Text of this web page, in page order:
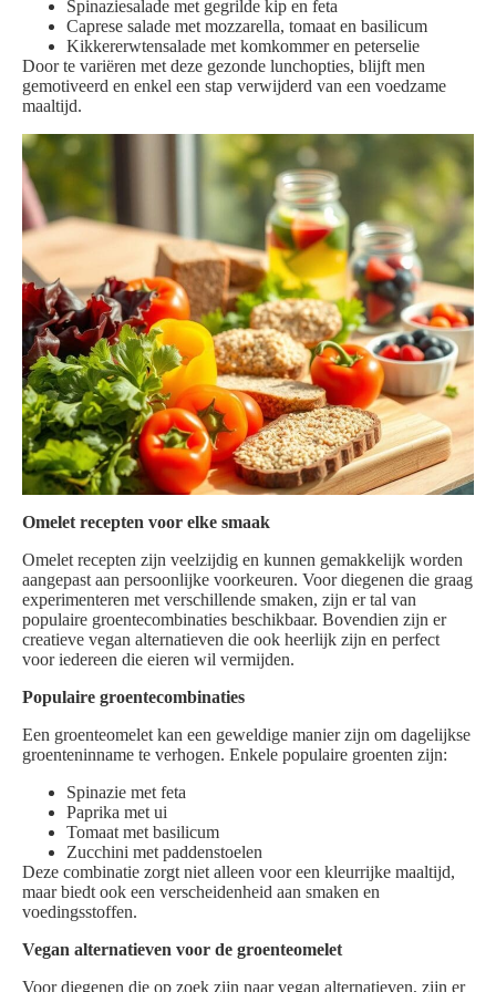
Spinaziesalade met gegrilde kip en feta
Caprese salade met mozzarella, tomaat en basilicum
Kikkererwtensalade met komkommer en peterselie
Door te variëren met deze gezonde lunchopties, blijft men
gemotiveerd en enkel een stap verwijderd van een voedzame
maaltijd.
Omelet recepten voor elke smaak
Omelet recepten zijn veelzijdig en kunnen gemakkelijk worden
aangepast aan persoonlijke voorkeuren. Voor diegenen die graag
experimenteren met verschillende smaken, zijn er tal van
populaire groentecombinaties beschikbaar. Bovendien zijn er
creatieve vegan alternatieven die ook heerlijk zijn en perfect
voor iedereen die eieren wil vermijden.
Populaire groentecombinaties
Een groenteomelet kan een geweldige manier zijn om dagelijkse
groenteninname te verhogen. Enkele populaire groenten zijn:
Spinazie met feta
Paprika met ui
Tomaat met basilicum
Zucchini met paddenstoelen
Deze combinatie zorgt niet alleen voor een kleurrijke maaltijd,
maar biedt ook een verscheidenheid aan smaken en
voedingsstoffen.
Vegan alternatieven voor de groenteomelet
Voor diegenen die op zoek zijn naar vegan alternatieven, zijn er